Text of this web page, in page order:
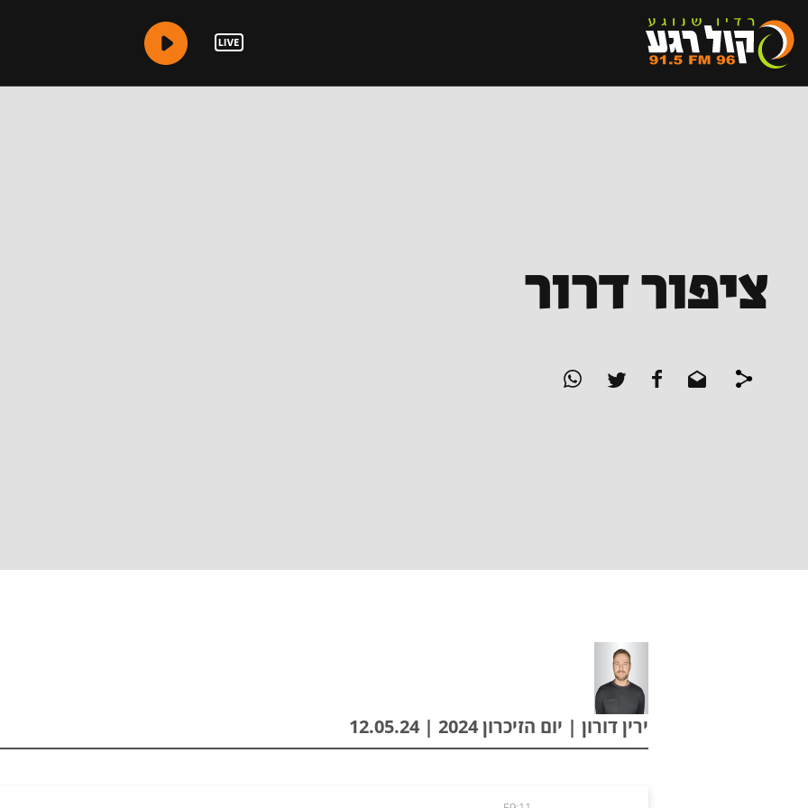
ציפור דרור
ירין דורון | יום הזיכרון 2024 | 12.05.24